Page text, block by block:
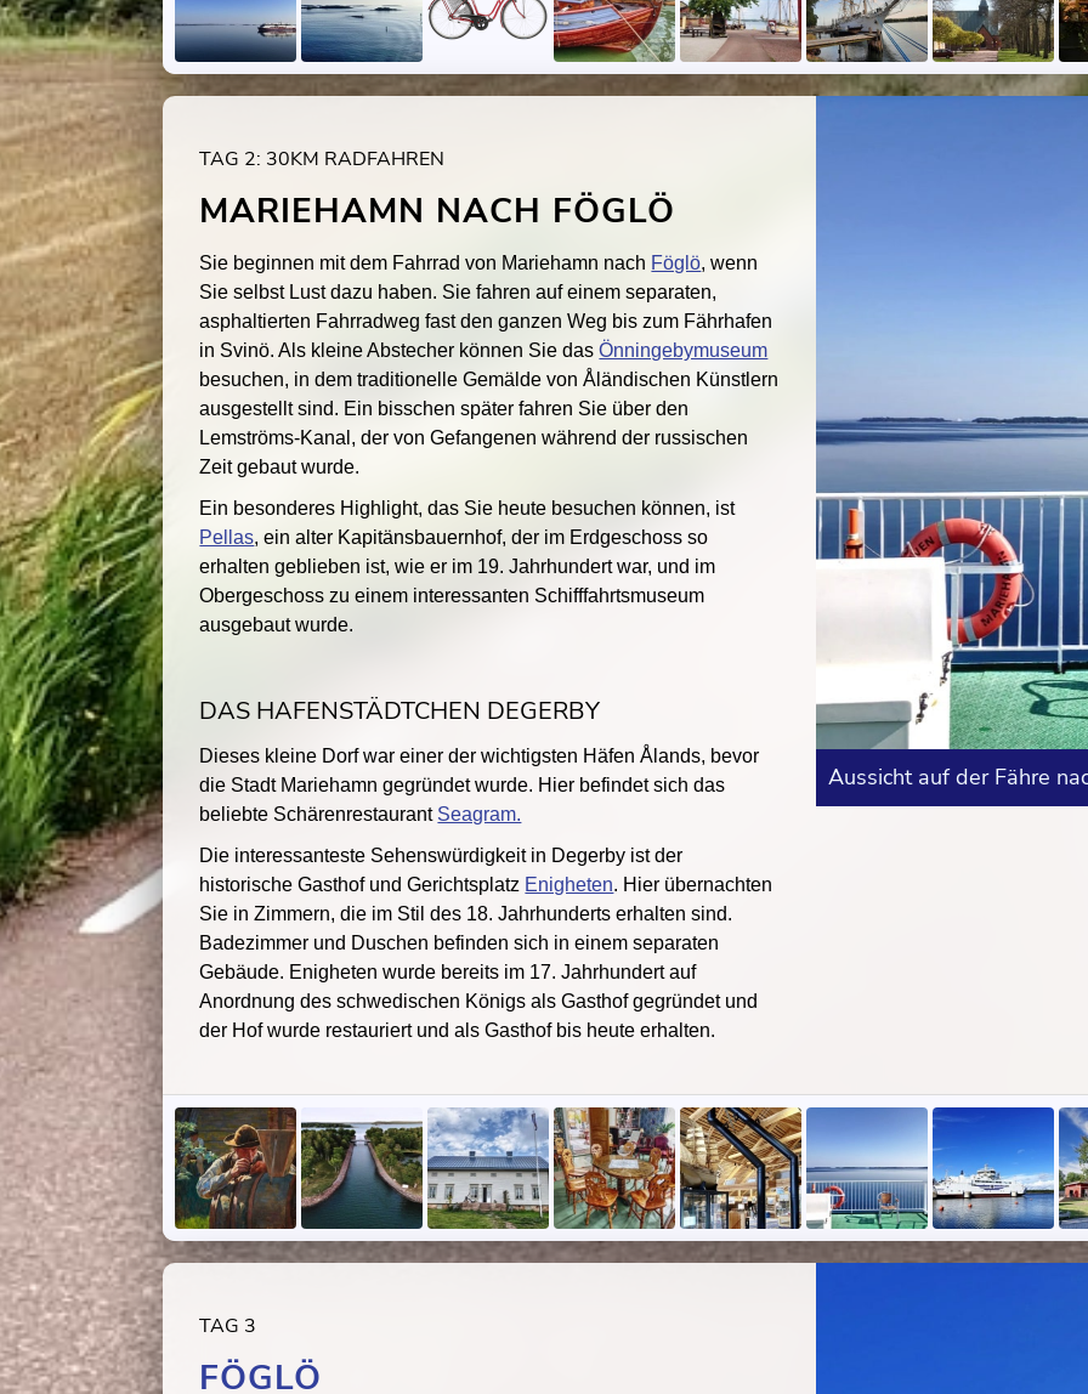
TAG 2: 30KM RADFAHREN
MARIEHAMN NACH FÖGLÖ
Sie beginnen mit dem Fahrrad von Mariehamn nach Föglö, wenn
Sie selbst Lust dazu haben. Sie fahren auf einem separaten,
asphaltierten Fahrradweg fast den ganzen Weg bis zum Fährhafen
in Svinö. Als kleine Abstecher können Sie dasÖnningebymuseum
besuchen, in dem traditionelle Gemälde von Åländischen Künstlern
ausgestellt sind. Ein bisschen später fahren Sie über den
Lemströms-Kanal, der von Gefangenen während der russischen
Zeit gebaut wurde.
Ein besonderes Highlight, das Sie heute besuchen können, ist
Pellas, ein alter Kapitänsbauernhof, der im Erdgeschoss so
erhalten geblieben ist, wie er im 19. Jahrhundert war, und im
Obergeschoss zu einem interessanten Schifffahrtsmuseum
ausgebaut wurde.
DAS HAFENSTÄDTCHEN DEGERBY
Dieses kleine Dorf war einer der wichtigsten Häfen Ålands, bevor
die Stadt Mariehamn gegründet wurde. Hier befindet sich das
beliebte Schärenrestaurant Seagram.
Die interessanteste Sehenswürdigkeit in Degerby ist der
historische Gasthof und Gerichtsplatz Enigheten. Hier übernachten
Sie in Zimmern, die im Stil des 18. Jahrhunderts erhalten sind.
Badezimmer und Duschen befinden sich in einem separaten
Gebäude. Enigheten wurde bereits im 17. Jahrhundert auf
Anordnung des schwedischen Königs als Gasthof gegründet und
der Hof wurde restauriert und als Gasthof bis heute erhalten.
Aussicht auf der Fähre
TAG 3
FÖGLÖ